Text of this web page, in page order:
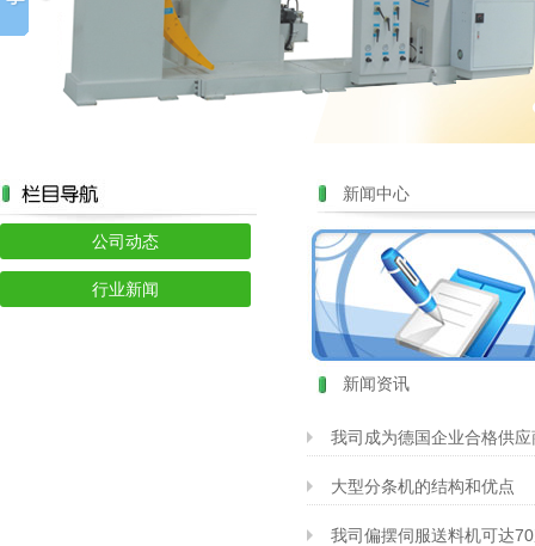
公司动态
行业新闻
新闻中心
新闻资讯
我司成为德国企业合格供应
大型分条机的结构和优点
我司偏摆伺服送料机可达